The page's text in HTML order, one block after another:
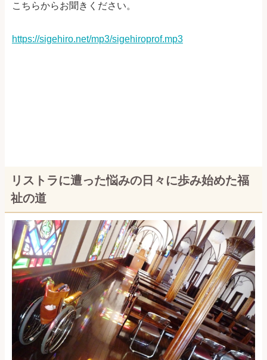
こちらからお聞きください。
https://sigehiro.net/mp3/sigehiroprof.mp3
リストラに遭った悩みの日々に歩み始めた福
祉の道